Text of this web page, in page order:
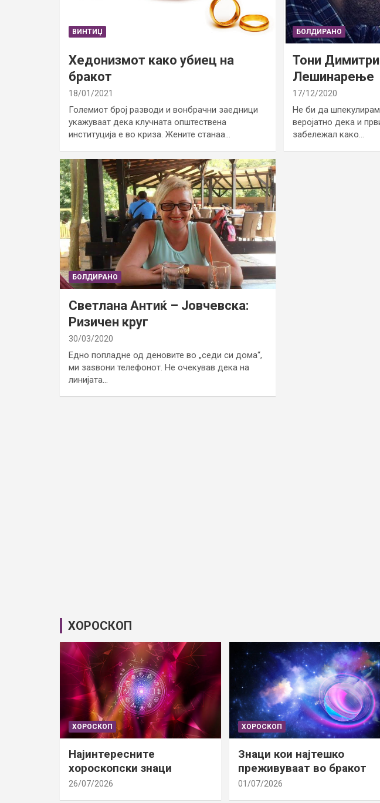
ВИНТИЏ
Хедонизмот како убиец на
бракот
18/01/2021
Големиот број разводи и вонбрачни заедници
укажуваат дека клучната општествена
институција е во криза. Жените станаа…
БОЛДИРАНО
Тони
Лешинарење
17/12/2020
Не би да
веројатно дека и
забележал како…
БОЛДИРАНО
Светлана Антиќ – Јовчевска:
Ризичен круг
30/03/2020
Едно попладне од деновите во „седи си дома“,
ми заѕвони телефонот. Не очекував дека на
линијата…
ХОРОСКОП
ХОРОСКОП
Најинтересните
хороскопски знаци
26/07/2026
ХОРОСКОП
Знаци кои најтешко
преживуваат во бракот
01/07/2026